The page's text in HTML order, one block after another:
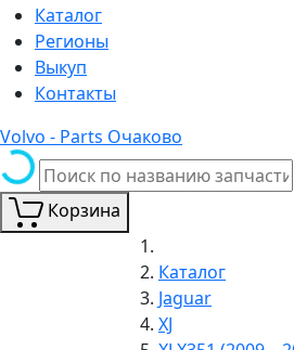
Каталог
Регионы
Выкуп
Контакты
Volvo - Parts Очаково
Корзина
Каталог
Jaguar
XJ